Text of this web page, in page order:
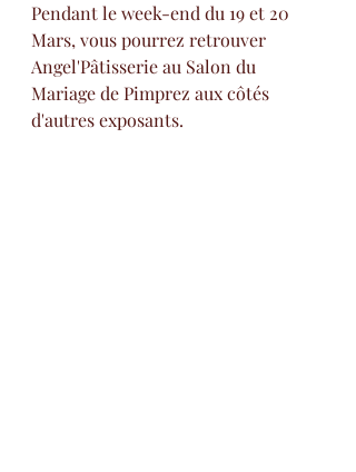
Pendant le week-end du 19 et 20
Mars, vous pourrez retrouver
Angel'Pâtisserie au Salon du
Mariage de Pimprez aux côtés
d'autres exposants.